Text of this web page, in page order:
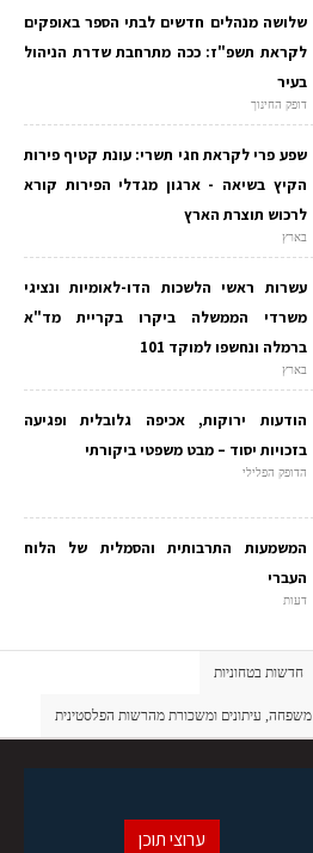
שלושה מנהלים חדשים לבתי הספר באופקים
לקראת תשפ"ז: ככה מתרחבת שדרת הניהול
בעיר
דופק החינוך
שפע פרי לקראת חגי תשרי: עונת קטיף פירות
הקיץ בשיאה - ארגון מגדלי הפירות קורא
לרכוש תוצרת הארץ
בארץ
עשרות ראשי הלשכות הדו-לאומיות ונציגי
משרדי הממשלה ביקרו בקריית מד"א
ברמלה ונחשפו למוקד 101
בארץ
הודעות ירוקות, אכיפה גלובלית ופגיעה
בזכויות יסוד – מבט משפטי ביקורתי
הדופק הפלילי
המשמעות התרבותית והסמלית של הלוח
העברי
דעות
חדשות בטחוניות
משפחה, עיתונים ומשכורת מהרשות הפלסטינית
ערוצי תוכן